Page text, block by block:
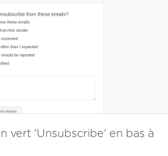
vert 'Unsubscribe' en bas à